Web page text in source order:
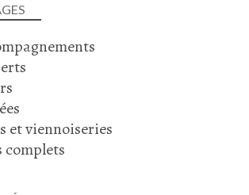
et viennoiseries
complets